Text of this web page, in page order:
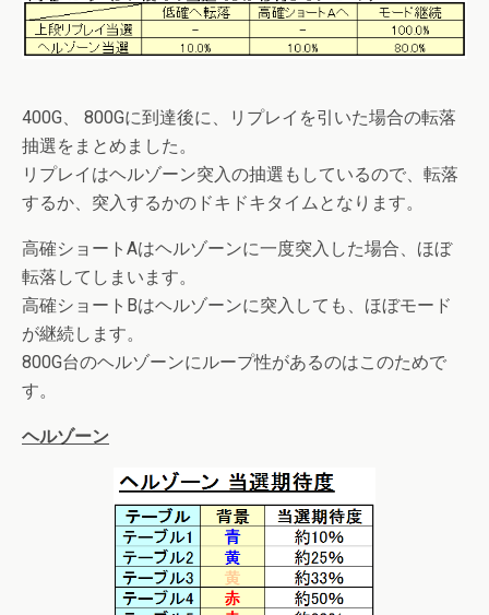
400G、 800Gに到達後に、リプレイを引いた場合の転落
抽選をまとめました。
リプレイはヘルゾーン突入の抽選もしているので、転落
するか、突入するかのドキドキタイムとなります。
高確ショートAはヘルゾーンに一度突入した場合、ほぼ
転落してしまいます。
高確ショートBはヘルゾーンに突入しても、ほぼモード
が継続します。
800G台のヘルゾーンにループ性があるのはこのためで
す。
ヘルゾーン